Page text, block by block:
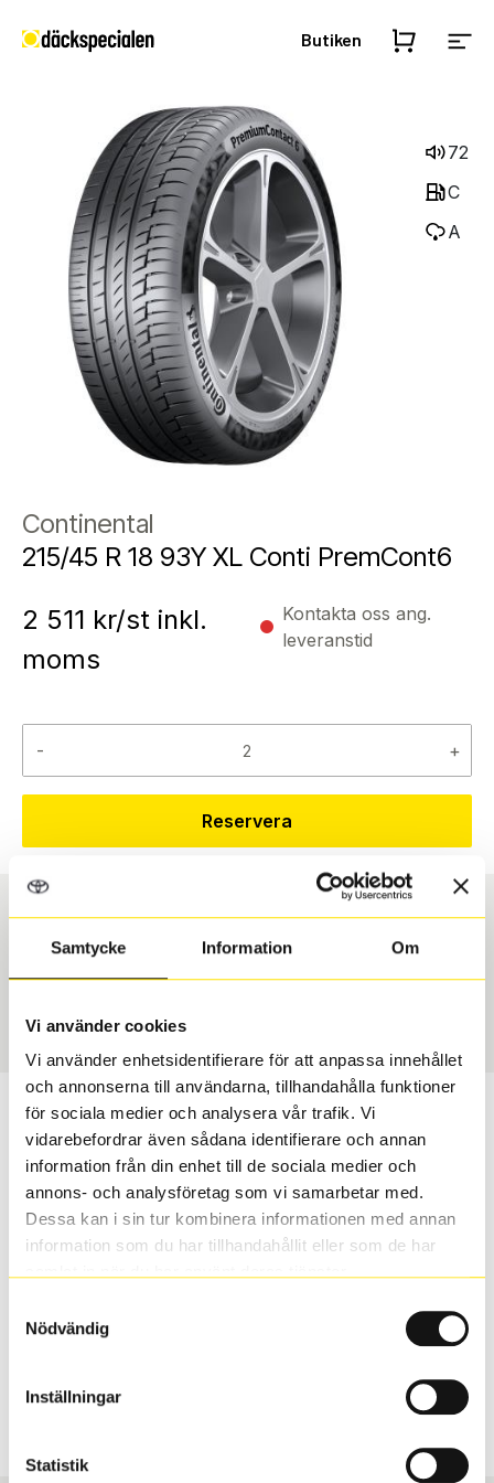
Samtycke Information Om
Vi använder cookies
Vi använder enhetsidentifierare för att anpassa innehållet
och annonserna till användarna, tillhandahålla funktioner
för sociala medier och analysera vår trafik. Vi
vidarebefordrar även sådana identifierare och annan
information från din enhet till de sociala medier och
annons- och analysföretag som vi samarbetar med.
Dessa kan i sin tur kombinera informationen med annan
information som du har tillhandahållit eller som de har
Nödvändig
Inställningar
Statistik
Butiken
72
C
A
Continental
215/45 R 18 93Y XL Conti PremCont6
2 511 kr/st inkl.
moms
Kontakta oss ang.
leveranstid
- +
Reservera
Däcktyp Däckstorlek
2916
Passar detta däck min bil?
Ange registreringsnummer för att se om det däck du
valt passar din bilmodell. Om du köper däck som skall
sättas på dina befintliga fälgar, se till att kolla en extra
gång så att däck och fälg har samma dimensioner.
Ibland kan fälgen ha bytts ut under årens lopp och
fabrik.
S Sök